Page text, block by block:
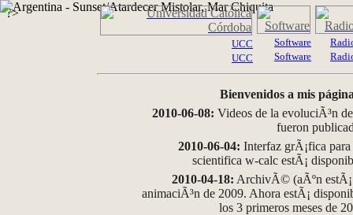
?>
UCC
UCC
Software
Software
Bienvenidos a mis
2010-06-08: Videos de la evoluciÃ³n
fueron
2010-06-04: Interfaz grÃ¡fica
scientifica w-calc estÃ¡
2010-04-18: ArchivÃ© (aÃºn
animaciÃ³n de 2009. Ahora estÃ¡
los 3 primeros meses de